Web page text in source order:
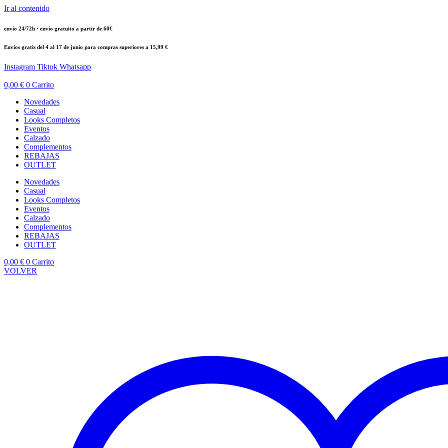
Ir al contenido
envío 24/72h · envío gratuito a partir de 60€
Envíos gratis del 4 al 17 de junio para compras superiores a 15,99 €
Instagram Tiktok Whatsapp
0,00 € 0 Carrito
Novedades
Casual
Looks Completos
Eventos
Calzado
Complementos
REBAJAS
OUTLET
Novedades
Casual
Looks Completos
Eventos
Calzado
Complementos
REBAJAS
OUTLET
0,00 € 0 Carrito
VOLVER